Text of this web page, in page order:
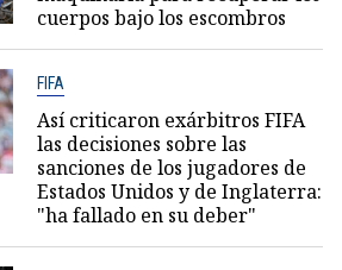
cuerpos bajo los escombros
FIFA
Así criticaron exárbitros FIFA
las decisiones sobre las
sanciones de los jugadores de
Estados Unidos y de Inglaterra:
"ha fallado en su deber"